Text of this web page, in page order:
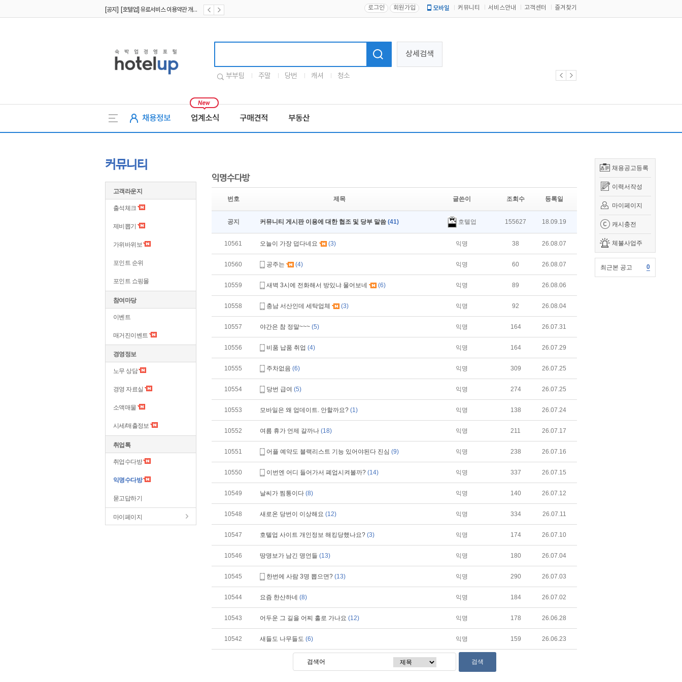
[공지] [호텔업] 유료서비스 이용약관 개정본2 (19.09.02) 로그인 회원가입 모바일 커뮤니티 서비스안내 고객센터 즐겨찾기
상세검색
부부팀 주말 당번 캐셔 청소
채용정보 업계소식 구매견적 부동산
채용공고등록
이력서작성
마이페이지
캐시충전
체불사업주
최근본 공고 0
커뮤니티
고객라운지
출석체크
제비뽑기
가위바위보
포인트 순위
포인트 쇼핑몰
참여마당
이벤트
매거진이벤트
경영정보
노무 상담
경영 자료실
소액매물
시세/매출정보
취업톡
취업수다방
익명수다방
묻고답하기
마이페이지
익명수다방
번호 제목 글쓴이 조회수 등록일
공지 커뮤니티 게시판 이용에 대한 협조 및 당부 말씀 (41) 호텔업 155627 18.09.19
10561 오늘이 가장 덥다네요 (3) 익명 38 26.08.07
10560 공주는 (4) 익명 60 26.08.07
10559 새벽 3시에 전화해서 방있냐 물어보네 (6) 익명 89 26.08.06
10558 충남 서산인데 세탁업체 (3) 익명 92 26.08.04
10557 야간은 참 정말~~~ (5) 익명 164 26.07.31
10556 비품 납품 취업 (4) 익명 164 26.07.29
10555 주차없음 (6) 익명 309 26.07.25
10554 당번 급여 (5) 익명 274 26.07.25
10553 모바일은 왜 업데이트. 안할까요? (1) 익명 138 26.07.24
10552 여름 휴가 언제 갈까나 (18) 익명 211 26.07.17
10551 어플 예약도 블랙리스트 기능 있어야된다 진심 (9) 익명 238 26.07.16
10550 이번엔 어디 들어가서 폐업시켜볼까? (14) 익명 337 26.07.15
10549 날씨가 찜통이다 (8) 익명 140 26.07.12
10548 새로온 당번이 이상해요 (12) 익명 334 26.07.11
10547 호텔업 사이트 개인정보 해킹당했나요? (3) 익명 174 26.07.10
10546 땅명보가 남긴 명언들 (13) 익명 180 26.07.04
10545 한번에 사람 3명 뽑으면? (13) 익명 290 26.07.03
10544 요즘 한산하네 (8) 익명 184 26.07.02
10543 어두운 그 길을 어찌 홀로 가나요 (12) 익명 178 26.06.28
10542 새들도 나무들도 (6) 익명 159 26.06.23